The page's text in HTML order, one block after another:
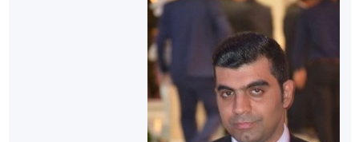
سازمان بورس و اوراق بهادار
مرجع اخبار موثق در بازارسرمایه